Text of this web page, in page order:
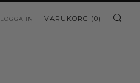
LOGGA IN VARUKORG (0)